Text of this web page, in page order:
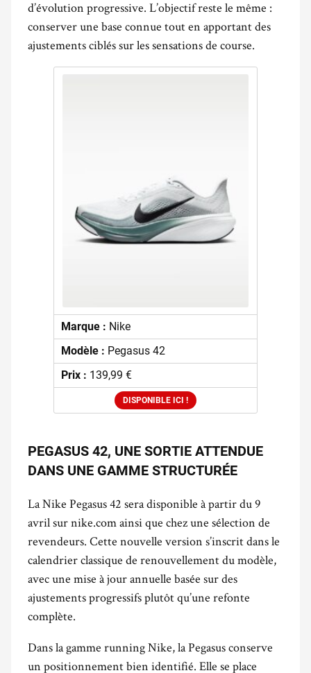
d’évolution progressive. L’objectif reste le même :
conserver une base connue tout en apportant des
ajustements ciblés sur les sensations de course.
Marque : Nike
Modèle : Pegasus 42
Prix : 139,99 €
DISPONIBLE ICI !
PEGASUS 42, UNE SORTIE ATTENDUE
DANS UNE GAMME STRUCTURÉE
La Nike Pegasus 42 sera disponible à partir du 9
avril sur nike.com ainsi que chez une sélection de
revendeurs. Cette nouvelle version s’inscrit dans le
calendrier classique de renouvellement du modèle,
avec une mise à jour annuelle basée sur des
ajustements progressifs plutôt qu’une refonte
complète.
Dans la gamme running Nike, la Pegasus conserve
un positionnement bien identifié. Elle se place